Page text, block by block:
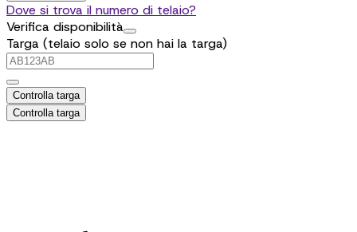
Dove si trova il numero di telaio?
Verifica disponibilità
Targa (telaio solo se non hai la targa)
Controlla targa
Controlla targa